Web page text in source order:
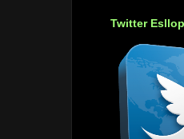
Twitter